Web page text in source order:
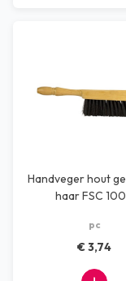
Handveger hout
haar FSC
pc
€ 3,74